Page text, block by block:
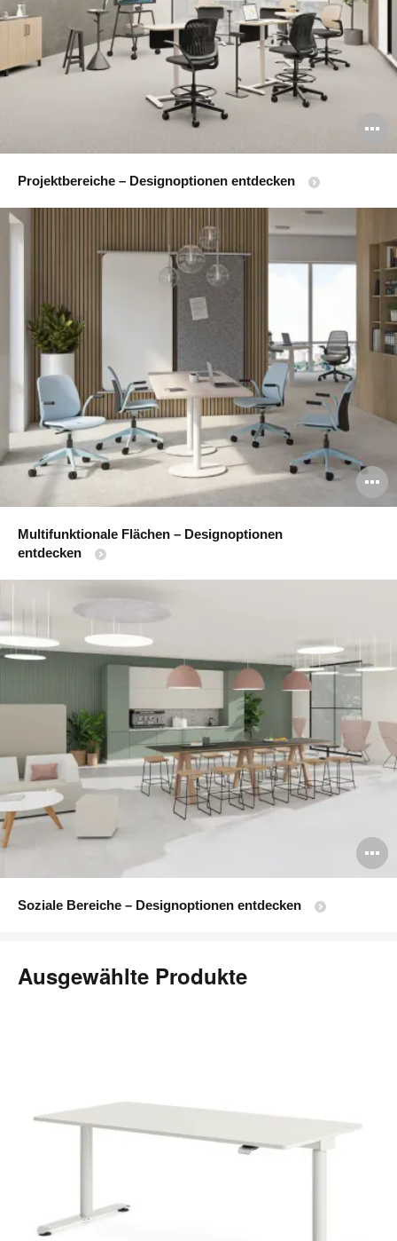
Projektbereiche – Designoptionen entdecken
Multifunktionale Flächen – Designoptionen
entdecken
Soziale Bereiche – Designoptionen entdecken
Ausgewählte Produkte